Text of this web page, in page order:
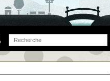
Recherche